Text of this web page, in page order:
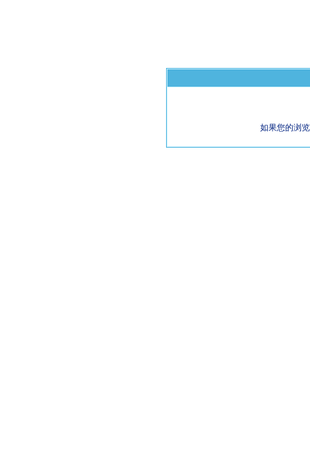
如果您的浏